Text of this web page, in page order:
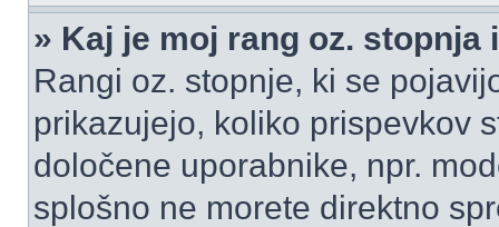
» Kaj je moj rang oz.
Rangi oz. stopnje, ki se
prikazujejo, koliko prispevkov
določene uporabnike, npr.
splošno ne morete direktno